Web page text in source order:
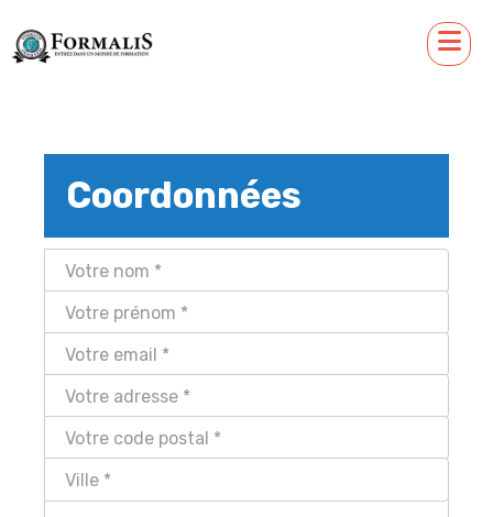
Coordonnées